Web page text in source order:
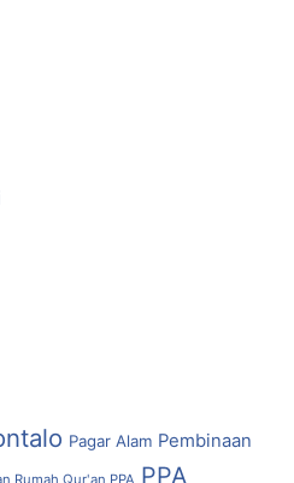
Pagar Alam Pembinaan
PPA